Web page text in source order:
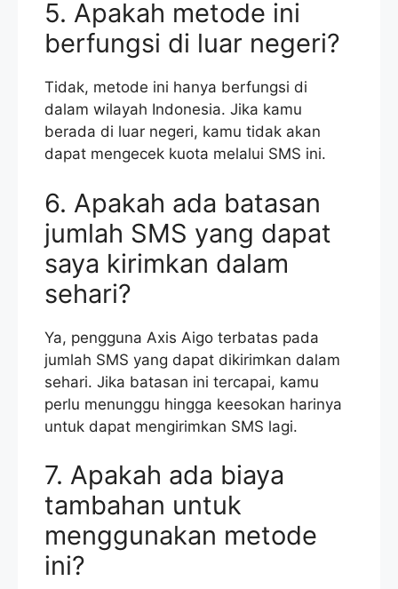
5. Apakah metode ini
berfungsi di luar negeri?
Tidak, metode ini hanya berfungsi di
dalam wilayah Indonesia. Jika kamu
berada di luar negeri, kamu tidak akan
dapat mengecek kuota melalui SMS ini.
6. Apakah ada batasan
jumlah SMS yang dapat
saya kirimkan dalam
sehari?
Ya, pengguna Axis Aigo terbatas pada
jumlah SMS yang dapat dikirimkan dalam
sehari. Jika batasan ini tercapai, kamu
perlu menunggu hingga keesokan harinya
untuk dapat mengirimkan SMS lagi.
7. Apakah ada biaya
tambahan untuk
menggunakan metode
ini?